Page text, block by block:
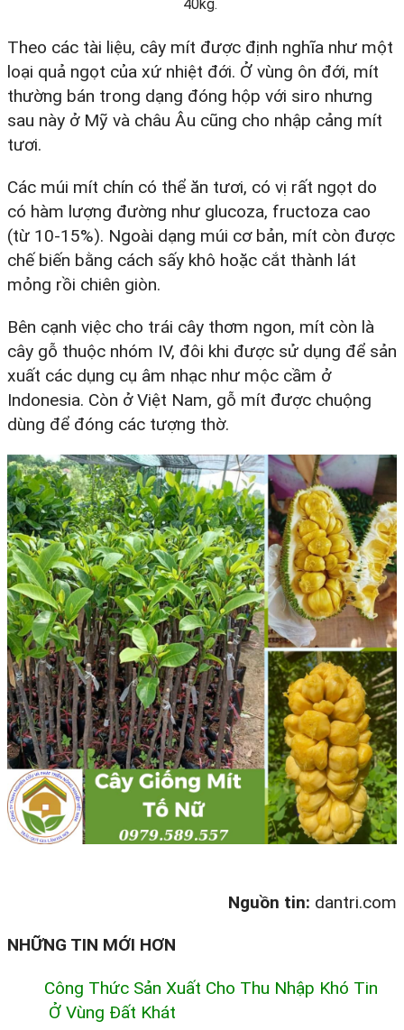
40kg.
Theo các tài liệu, cây mít được định nghĩa như một
loại quả ngọt của xứ nhiệt đới. Ở vùng ôn đới, mít
thường bán trong dạng đóng hộp với siro nhưng
sau này ở Mỹ và châu Âu cũng cho nhập cảng mít
tươi.
Các múi mít chín có thể ăn tươi, có vị rất ngọt do
có hàm lượng đường như glucoza, fructoza cao
(từ 10-15%). Ngoài dạng múi cơ bản, mít còn được
chế biến bằng cách sấy khô hoặc cắt thành lát
mỏng rồi chiên giòn.
Bên cạnh việc cho trái cây thơm ngon, mít còn là
cây gỗ thuộc nhóm IV, đôi khi được sử dụng để sản
xuất các dụng cụ âm nhạc như mộc cầm ở
Indonesia. Còn ở Việt Nam, gỗ mít được chuộng
dùng để đóng các tượng thờ.
Nguồn tin: dantri.com
NHỮNG TIN MỚI HƠN
Công Thức Sản Xuất Cho Thu Nhập Khó Tin
Ở Vùng Đất Khát